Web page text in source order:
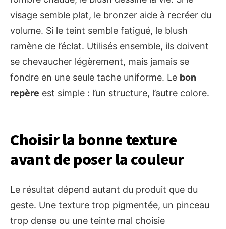
visage semble plat, le bronzer aide à recréer du
volume. Si le teint semble fatigué, le blush
ramène de l’éclat. Utilisés ensemble, ils doivent
se chevaucher légèrement, mais jamais se
fondre en une seule tache uniforme. Le bon
repère est simple : l’un structure, l’autre colore.
Choisir la bonne texture
avant de poser la couleur
Le résultat dépend autant du produit que du
geste. Une texture trop pigmentée, un pinceau
trop dense ou une teinte mal choisie